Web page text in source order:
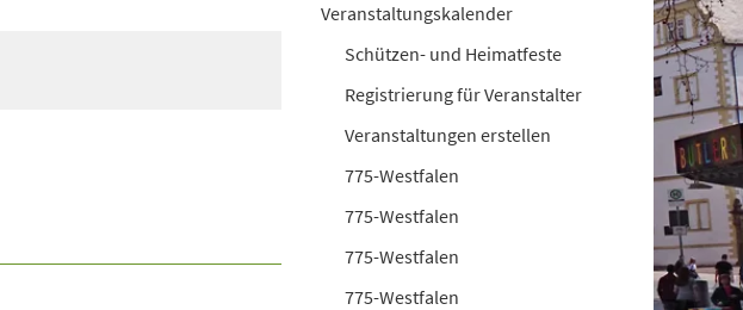
Veranstaltungskalender
Schützen- und Heimatfeste
Registrierung für Veranstalter
Veranstaltungen erstellen
775-Westfalen
775-Westfalen
775-Westfalen
775-Westfalen